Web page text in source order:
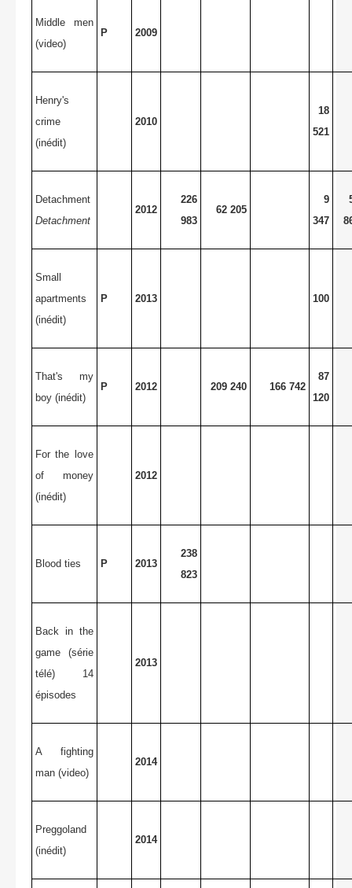
Middle men
(video)
P 2009
Henry's
crime
(inédit)
2010
18
521
Detachment
Detachment
2012
226
983
62 205
9
347
Small
apartments
(inédit)
P 2013 100
That's my
boy (inédit)
P 2012 209 240 166 742
87
120
For the love
of money
(inédit)
2012
Blood ties P 2013
238
823
Back in the
game (série
télé) 14
épisodes
2013
A fighting
man (video)
2014
Preggoland
(inédit)
2014